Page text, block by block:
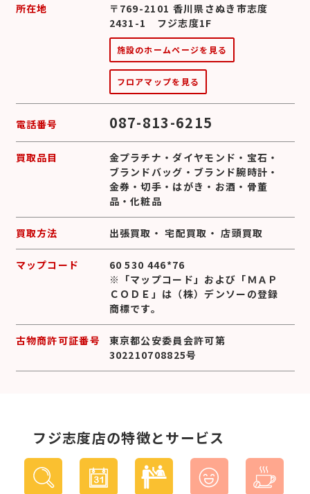
所在地
〒769-2101 香川県さぬき市志度
2431-1 フジ志度1F
施設のホームページを見る
フロアマップを見る
電話番号 087-813-6215
買取品目 金プラチナ ・ダイヤモンド ・ 宝石 ・
ブランドバッグ ・ ブランド腕時計 ・
金券 ・切手 ・ はがき ・ お酒 ・ 骨董
品 ・化粧品
買取方法 出張買取 ・宅配買取 ・店頭買取
マップコード
60 530 446*76
※「マップコード」および「ＭＡＰ
ＣＯＤＥ」は（株）デンソーの登録
商標です。
古物商許可証番号
東京都公安委員会許可第
302210708825号
フジ志度店の特徴とサービス